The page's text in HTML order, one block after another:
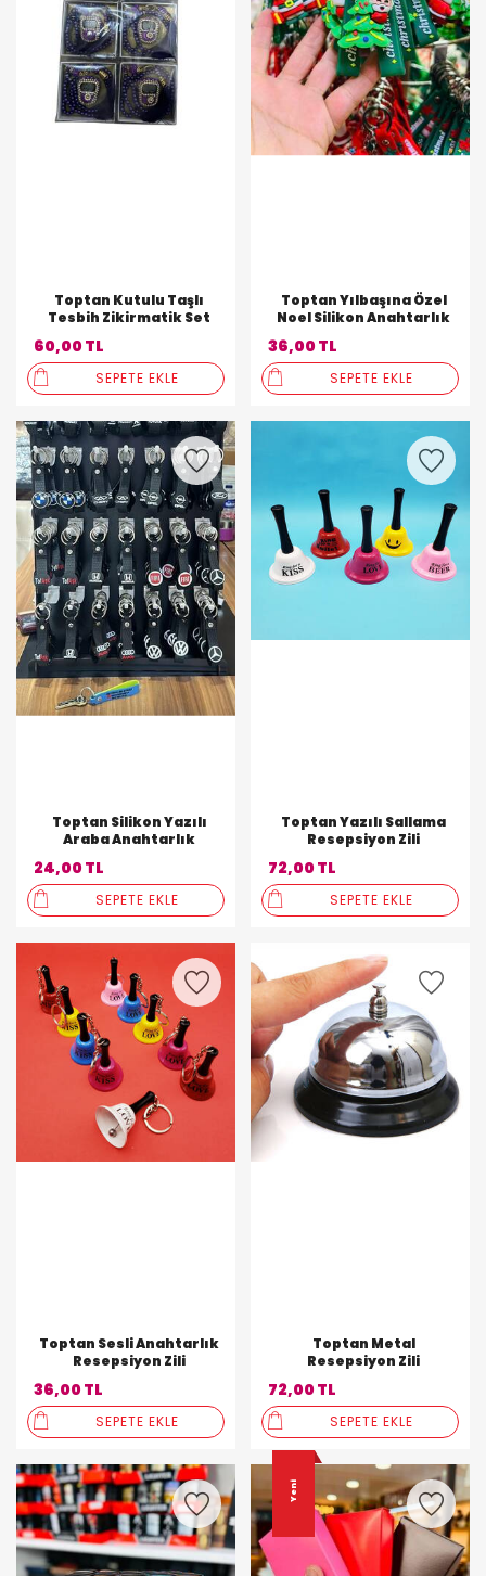
Toptan Kutulu Taşlı
Tesbih Zikirmatik Set
60,00 TL
SEPETE EKLE
Toptan Yılbaşına Özel
Noel Silikon Anahtarlık
36,00 TL
SEPETE EKLE
Toptan Silikon Yazılı
Araba Anahtarlık
24,00 TL
SEPETE EKLE
Toptan Yazılı Sallama
Resepsiyon Zili
72,00 TL
SEPETE EKLE
Toptan Sesli Anahtarlık
Resepsiyon Zili
36,00 TL
SEPETE EKLE
Toptan Metal
Resepsiyon Zili
72,00 TL
SEPETE EKLE
Yeni